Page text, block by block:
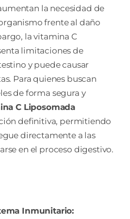
la necesidad de
frente al daño
la vitamina C
limitaciones de
y puede causar
Para quienes buscan
de forma segura y
C Liposomada
definitiva, permitiendo
directamente a las
en el proceso digestivo.
Inmunitario: